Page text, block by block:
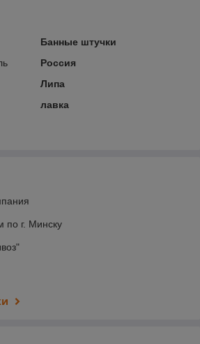
Банные штучки
Россия
Липа
лавка
по г. Минску